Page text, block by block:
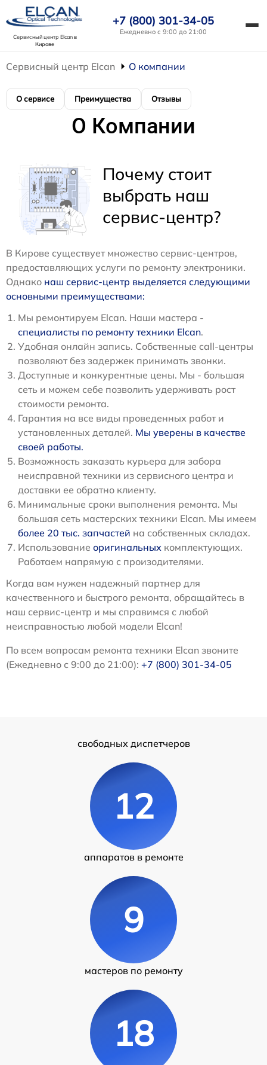
Сервисный центр Elcanв
Кирове
+7 (800) 301-34-05
Ежедневно с 9:00 до 21:00
Сервисный центр Elcan О компании
О сервисе Преимущества Отзывы
О Компании
Почему стоит
выбрать наш
сервис-центр?
В Кирове существует множество сервис-центров,
предоставляющих услуги по ремонту электроники.
Однако наш сервис-центр выделяется следующими
основными преимуществами:
Мы ремонтируем Elcan. Наши мастера -
специалисты по ремонту техники Elcan.
Удобная онлайн запись. Собственные call-центры
позволяют без задержек принимать звонки.
Доступные и конкурентные цены. Мы - большая
сеть и можем себе позволить удерживать рост
стоимости ремонта.
Гарантия на все виды проведенных работ и
установленных деталей. Мы уверены в качестве
своей работы.
Возможность заказать курьера для забора
неисправной техники из сервисного центра и
доставки ее обратно клиенту.
Минимальные сроки выполнения ремонта. Мы
большая сеть мастерских техники Elcan. Мы имеем
более 20 тыс. запчастей на собственных складах.
Использование оригинальных комплектующих.
Работаем напрямую с произодителями.
Когда вам нужен надежный партнер для
качественного и быстрого ремонта, обращайтесь в
наш сервис-центр и мы справимся с любой
неисправностью любой модели Elcan!
По всем вопросам ремонта техники Elcan звоните
(Ежедневно с 9:00 до 21:00): +7 (800) 301-34-05
свободных диспетчеров
12
аппаратов в ремонте
9
мастеров по ремонту
18